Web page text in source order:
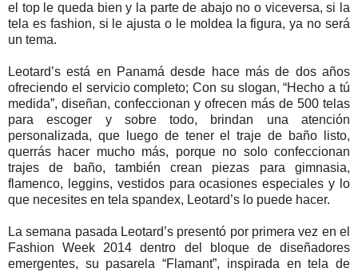
el top le queda bien y la parte de abajo no o viceversa, si la
tela es fashion, si le ajusta o le moldea la figura, ya no será
un tema.
Leotard’s está en Panamá desde hace más de dos años
ofreciendo el servicio completo; Con su slogan, “Hecho a tú
medida”, diseñan, confeccionan y ofrecen más de 500 telas
para escoger y sobre todo, brindan una atención
personalizada, que luego de tener el traje de baño listo,
querrás hacer mucho más, porque no solo confeccionan
trajes de baño, también crean piezas para gimnasia,
flamenco, leggins, vestidos para ocasiones especiales y lo
que necesites en tela spandex, Leotard’s lo puede hacer.
La semana pasada Leotard’s presentó por primera vez en el
Fashion Week 2014 dentro del bloque de diseñadores
emergentes, su pasarela “Flamant”, inspirada en tela de